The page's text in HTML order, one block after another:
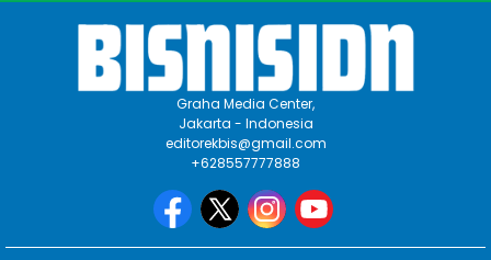
Graha Media Center,
Jakarta - Indonesia
editorekbis@gmail.com
+628557777888